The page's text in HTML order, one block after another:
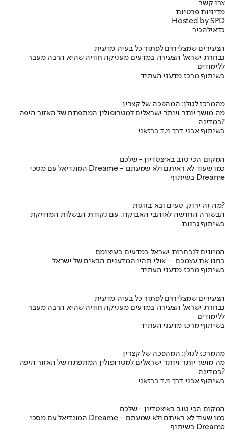
צרו קשר
מדיניות פרטיות
Hosted by SPD
כדאילהכיר
הצעירים שמצליחים לפתור כל בעיה מדעית
נבחרת ישראל הצעירה במדעים מעניקה חוויה שהיא הרבה מעבר
ללימודים
בשיתוף מרכז מדעני העתיד
מהמרכז לגולן: המהפכה של קצרין
מה מושך יותר ויותר ישראלים למטרופולין המתפתח של האזור היפה
במדינה?
בשיתוף אבני דרך וי.ד ברזאני
המקום הכי טוב באיצטדיון - שלכם
המונדיאל עם מסכי Dreame - כמו שעוד לא ראיתם ולא שמעתם
בשיתוף Dreame
מה זה ירוק, טעים ובא בזוגות?
הבשורה החדשה לאוהבי האבוקדו, עם נקודת הבשלות המדויקת
בשיתוף גרנות
המיונים לנבחרות ישראל במדעים בעיצומם
בחנו את עצמכם – אולי תהיו המדענים הבאים של ישראל
בשיתוף מרכז מדעני העתיד
הצעירים שמצליחים לפתור כל בעיה מדעית
נבחרת ישראל הצעירה במדעים מעניקה חוויה שהיא הרבה מעבר
ללימודים
בשיתוף מרכז מדעני העתיד
מהמרכז לגולן: המהפכה של קצרין
מה מושך יותר ויותר ישראלים למטרופולין המתפתח של האזור היפה
במדינה?
בשיתוף אבני דרך וי.ד ברזאני
המקום הכי טוב באיצטדיון - שלכם
המונדיאל עם מסכי Dreame - כמו שעוד לא ראיתם ולא שמעתם
בשיתוף Dreame